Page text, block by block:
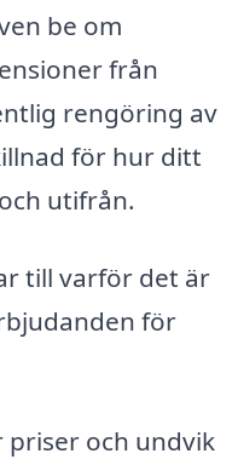
be om
från
rengöring av
för hur ditt
utifrån.
till varför det är
för
priser och undvik